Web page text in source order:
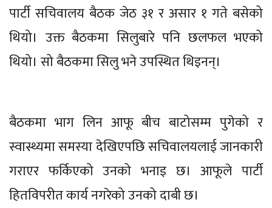
पार्टी सचिवालय बैठक जेठ ३१ र असार १ गते बसेको
थियो। उक्त बैठकमा सिलुबारे पनि छलफल भएको
थियो। सो बैठकमा सिलु भने उपस्थित थिइनन्।
बैठकमा भाग लिन आफू बीच बाटोसम्म पुगेको र
स्वास्थ्यमा समस्या देखिएपछि सचिवालयलाई जानकारी
गराएर फर्किएको उनको भनाइ छ। आफूले पार्टी
हितविपरीत कार्य नगरेको उनको दाबी छ।